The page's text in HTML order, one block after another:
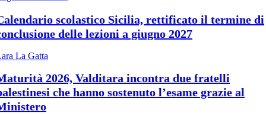
scolastico Sicilia, rettificato il termine di
delle lezioni a giugno 2027
La Gatta
2026, Valditara incontra due fratelli
che hanno sostenuto l’esame grazie al